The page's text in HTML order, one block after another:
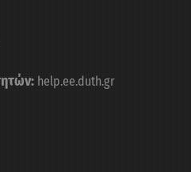
help.ee.duth.gr